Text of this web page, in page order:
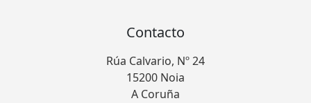
Contacto
Rúa Calvario, Nº 24
15200 Noia
A Coruña